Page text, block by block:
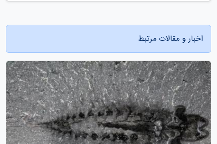
اخبار و مقالات مرتبط